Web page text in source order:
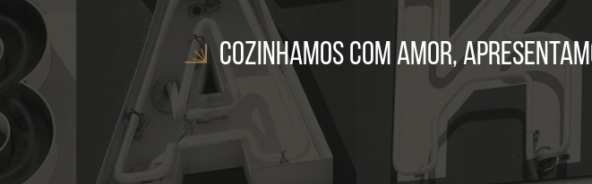
Cozinhamos com amor,